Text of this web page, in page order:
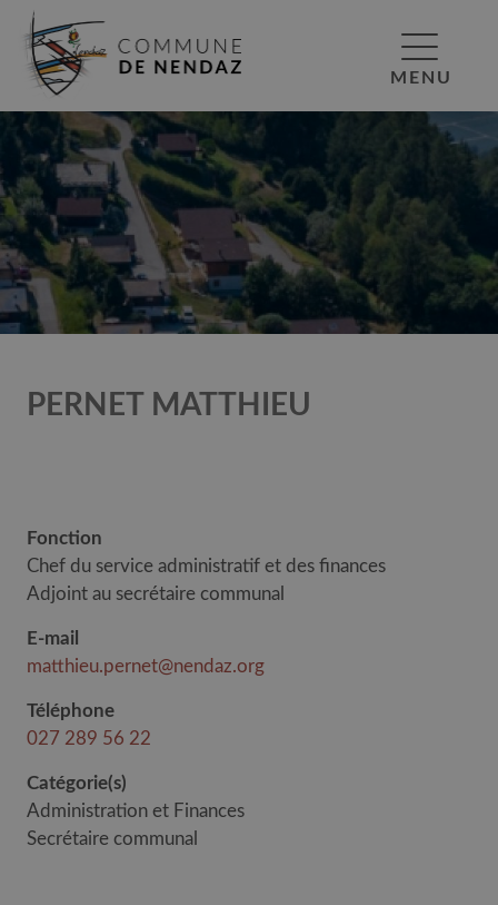
MENU
PERNET MATTHIEU
Fonction
Chef du service administratif et des finances
Adjoint au secrétaire communal
E-mail
matthieu.pernet@nendaz.org
Téléphone
027 289 56 22
Catégorie(s)
Administration et Finances
Secrétaire communal